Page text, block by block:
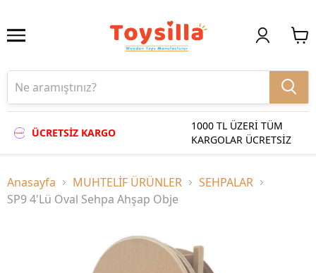
ÜCRETSİZ KARGO
1000 TL ÜZERİ TÜM
KARGOLAR ÜCRETSİZ
Anasayfa MUHTELİF ÜRÜNLER
SEHPALAR
SP9 4'Lü Oval Sehpa Ahşap Obje